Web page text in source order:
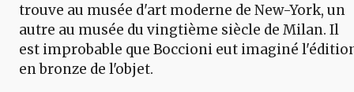
trouve au musée d'art moderne de New-York, un
autre au musée du vingtième siècle de Milan. Il
est improbable que Boccioni eut imaginé
en bronze de l'objet.